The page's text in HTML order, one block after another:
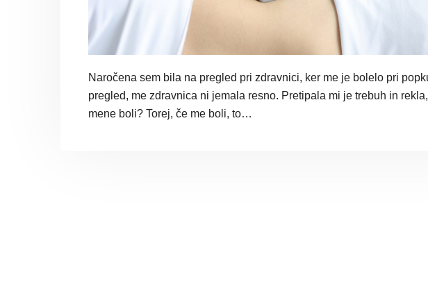
Naročena sem bila na pregled pri zdravnici, ker me je bolelo pri
pregled, me zdravnica ni jemala resno. Pretipala mi je trebuh in
mene boli? Torej, če me boli, to…